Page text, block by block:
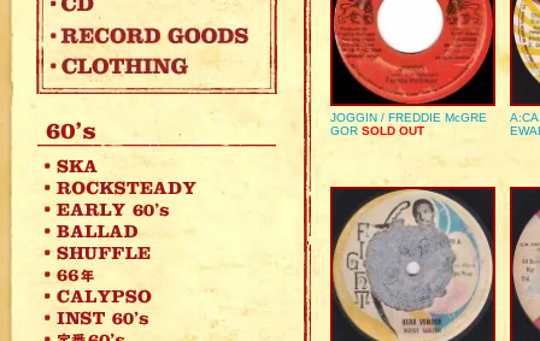
JOGGIN / FREDDIE McGRE
GOR SOLD OUT